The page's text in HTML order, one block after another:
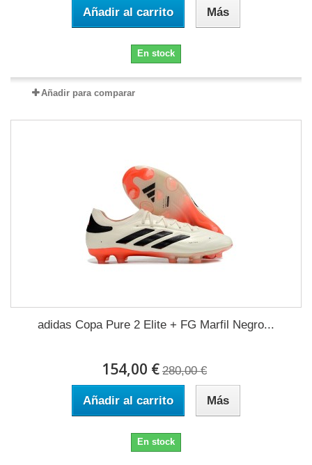
Añadir al carrito Más
En stock
Añadir para comparar
adidas Copa Pure 2 Elite + FG Marfil Negro...
154,00 € 280,00 €
Añadir al carrito Más
En stock